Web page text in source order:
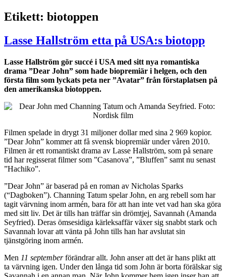
Etikett: biotoppen
Lasse Hallström etta på USA:s biotopp
Lasse Hallström gör succé i USA med sitt nya romantiska
drama ”Dear John” som hade biopremiär i helgen, och den
första film som lyckats peta ner ”Avatar” från förstaplatsen på
den amerikanska biotoppen.
Filmen spelade in drygt 31 miljoner dollar med sina 2 969 kopior.
”Dear John” kommer att få svensk biopremiär under våren 2010.
Filmen är ett romantiskt drama av Lasse Hallström, som på senare
tid har regisserat filmer som ”Casanova”, ”Bluffen” samt nu senast
”Hachiko”.
”Dear John” är baserad på en roman av Nicholas Sparks
(“Dagboken”). Channing Tatum spelar John, en arg rebell som har
tagit värvning inom armén, bara för att han inte vet vad han ska göra
med sitt liv. Det är tills han träffar sin drömtjej, Savannah (Amanda
Seyfried). Deras ömsesidiga kärleksaffär växer sig snabbt stark och
Savannah lovar att vänta på John tills han har avslutat sin
tjänstgöring inom armén.
Men 11 septemberförändrar allt. John anser att det är hans plikt att
ta värvning igen. Under den långa tid som John är borta förälskar sig